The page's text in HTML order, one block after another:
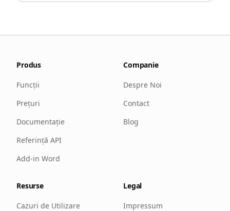
Produs
Funcții
Prețuri
Documentație
Referință API
Add-in Word
Companie
Despre Noi
Contact
Blog
Resurse
Cazuri de Utilizare
Legal
Impressum